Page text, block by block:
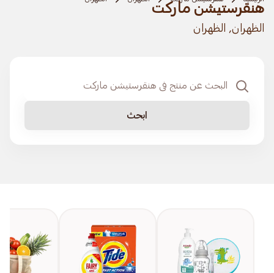
هنقرستيشن ماركت
الظهران, الظهران
ابحث